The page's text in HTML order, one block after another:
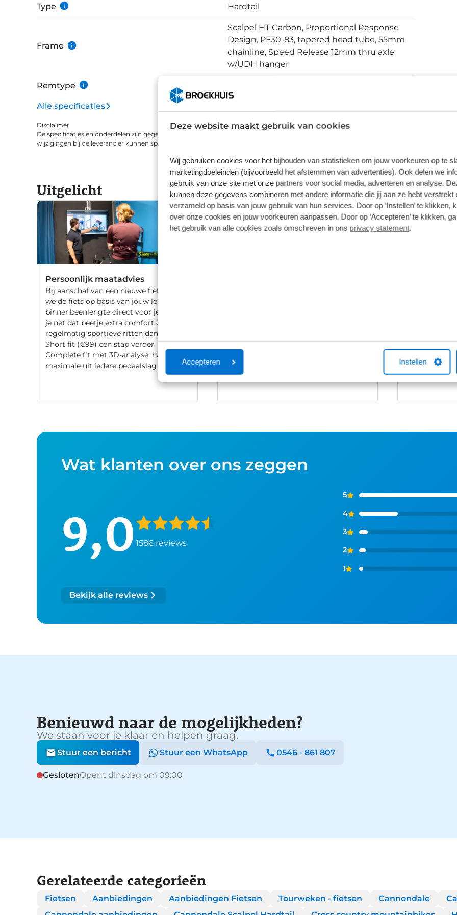
Deze website maakt gebruik van cookies
Wij gebruiken cookies voor het bijhouden van statistieken om jouw voorkeuren op te
marketingdoeleinden (bijvoorbeeld het afstemmen van advertenties). Ook delen we
gebruik van onze site met onze partners voor social media, adverteren en analyse.
kunnen deze gegevens combineren met andere informatie die jij aan ze hebt verstrekt
verzameld op basis van jouw gebruik van hun services. Door op ‘Instellen’ te klikken,
over onze cookies en jouw voorkeuren aanpassen. Door op ‘Accepteren’ te klikken,
het gebruik van alle cookies zoals omschreven in ons privacy statement.
Accepteren Instellen
Type Hardtail
Frame
Scalpel HT Carbon, Proportional Response
Design, PF30-83, tapered head tube, 55mm
chainline, Speed Release 12mm thru axle
w/UDH hanger
Remtype
Alle specificaties
Disclaimer
De specificaties en onderdelen zijn gegeven op basis van aanlevering van de leverancier. Op basis van beschikbaarheid of
wijzigingen bij de leverancier kunnen specificaties afwijken.
Uitgelicht
Persoonlijk maatadvies
Bij aanschaf van een nieuwe fiets stellen
we de fiets op basis van jouw lengte en
binnenbeenlengte direct voor je af. Wil
je net dat beetje extra comfort of fiets je
regelmatig sportieve ritten dan gaat de
Short fit (€99) een stap verder. Met een
Complete fit met 3D-analyse, haal je het
maximale uit iedere pedaalslag (€249).
aankoop bellen we je altijd om te
afsluiten hiervan is niet verplicht.
Bij
adres om
vragen over
Wat klanten over ons zeggen
9,0 1586 reviews
5
4
3
2
1
Bekijk alle reviews
Benieuwd naar de mogelijkheden?
We staan voor je klaar en helpen graag.
Stuur een bericht Stuur een WhatsApp 0546 - 861 807
GeslotenOpent dinsdag om 09:00
Gerelateerde categorieën
Fietsen Aanbiedingen Aanbiedingen Fietsen Tourweken - fietsen Cannondale